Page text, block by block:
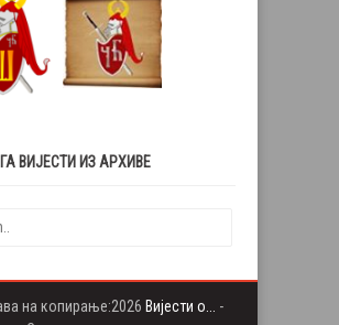
ВИЈЕСТИ ИЗ АРХИВЕ
на копирање:2026 Вијести о...
-